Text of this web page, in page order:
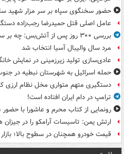
حضور سخنگوی سپاه بر سر مزار شهید
عامل اصلی قتل حمیدرضا رجب‌زاده
بررسی ۳۰۰ روز پس از آتش‌بس: چه بر سر غزه آمد؟
مرد سال والیبال آسیا انتخاب شد
عادی‌سازی تولید زیرزمینی در نمایش
حمله اسرائیل به شهرستان نبطیه در
دستگیری متهم متواری مخل نظام ارزی
ترامپ در دام ایران افتاده است!
رونمایی از کتاب محرم و عاشورا با
ارتش یمن: تاسیسات آرامکو را در جیزان
قیمت خودرو همچنان در سطوح بالا؛